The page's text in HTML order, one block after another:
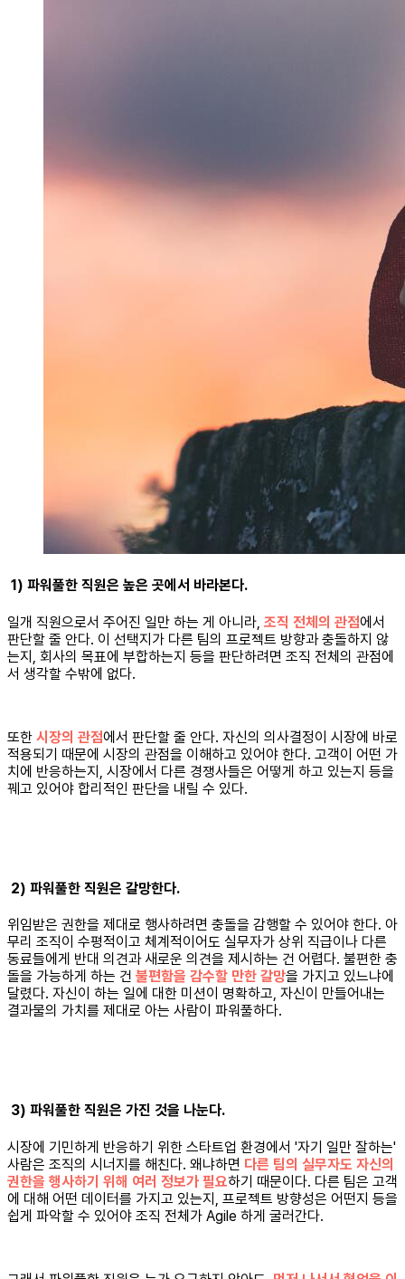
1) 파워풀한 직원은 높은 곳에서 바라본다.
일개 직원으로서 주어진 일만 하는 게 아니라, 조직 전체의 관점에서
판단할 줄 안다. 이 선택지가 다른 팀의 프로젝트 방향과 충돌하지 않
는지, 회사의 목표에 부합하는지 등을 판단하려면 조직 전체의 관점에
서 생각할 수밖에 없다.
또한 시장의 관점에서 판단할 줄 안다. 자신의 의사결정이 시장에 바로
적용되기 때문에 시장의 관점을 이해하고 있어야 한다. 고객이 어떤 가
치에 반응하는지, 시장에서 다른 경쟁사들은 어떻게 하고 있는지 등을
꿰고 있어야 합리적인 판단을 내릴 수 있다.
2) 파워풀한 직원은 갈망한다.
위임받은 권한을 제대로 행사하려면 충돌을 감행할 수 있어야 한다. 아
무리 조직이 수평적이고 체계적이어도 실무자가 상위 직급이나 다른
동료들에게 반대 의견과 새로운 의견을 제시하는 건 어렵다. 불편한 충
돌을 가능하게 하는 건 불편함을 감수할 만한 갈망을 가지고 있느냐에
달렸다. 자신이 하는 일에 대한 미션이 명확하고, 자신이 만들어내는
결과물의 가치를 제대로 아는 사람이 파워풀하다.
3) 파워풀한 직원은 가진 것을 나눈다.
시장에 기민하게 반응하기 위한 스타트업 환경에서 '자기 일만 잘하는'
사람은 조직의 시너지를 해친다. 왜냐하면 다른 팀의 실무자도 자신의
권한을 행사하기 위해 여러 정보가 필요하기 때문이다. 다른 팀은 고객
에 대해 어떤 데이터를 가지고 있는지, 프로젝트 방향성은 어떤지 등을
쉽게 파악할 수 있어야 조직 전체가 Agile 하게 굴러간다.